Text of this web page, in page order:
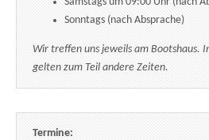
Sonntags (nach Absprache)
Wir treffen uns jeweils am Bootshaus.
gelten zum Teil andere Zeiten.
Termine: